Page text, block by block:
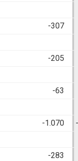
-307
-205
-63
-1.070
-283